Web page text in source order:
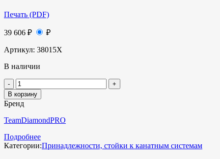
Печать (PDF)
39 606 ₽ ₽
Артикул: 38015Х
В наличии
В корзину
Бренд
TeamDiamondPRO
Подробнее
Категории:Принадлежности, стойки к канатным системам